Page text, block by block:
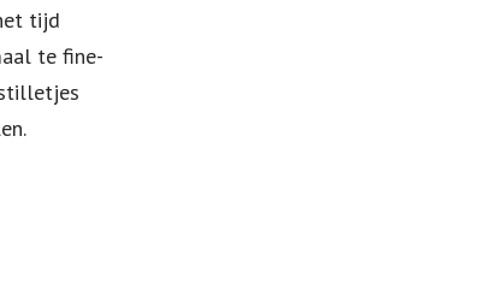
tijd
te fine-